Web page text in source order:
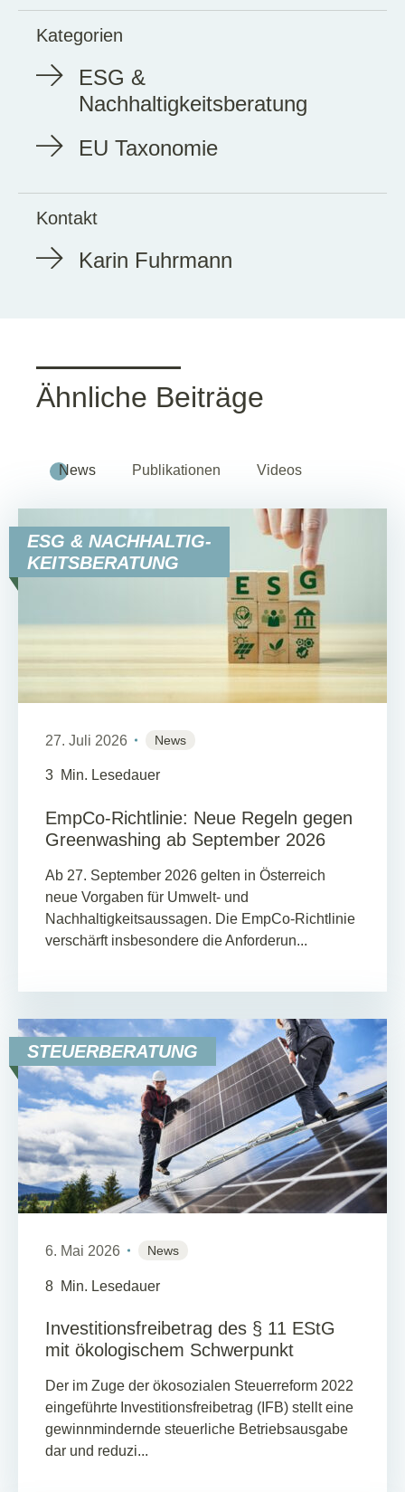
Kategorien
ESG &
Nachhaltigkeitsberatung
EU Taxonomie
Kontakt
Karin Fuhrmann
Ähnliche Beiträge
News Publikationen Videos
ESG & NACHHALTIG-
KEITSBERATUNG
27. Juli 2026 News
3 Min. Lesedauer
EmpCo-Richtlinie: Neue Regeln gegen
Greenwashing ab September 2026
Ab 27. September 2026 gelten in Österreich
neue Vorgaben für Umwelt- und
Nachhaltigkeitsaussagen. Die EmpCo-Richtlinie
verschärft insbesondere die Anforderun...
STEUERBERATUNG
6. Mai 2026 News
8 Min. Lesedauer
Investitionsfreibetrag des § 11 EStG
mit ökologischem Schwerpunkt
Der im Zuge der ökosozialen Steuerreform 2022
eingeführte Investitionsfreibetrag (IFB) stellt eine
gewinnmindernde steuerliche Betriebsausgabe
dar und reduzi...